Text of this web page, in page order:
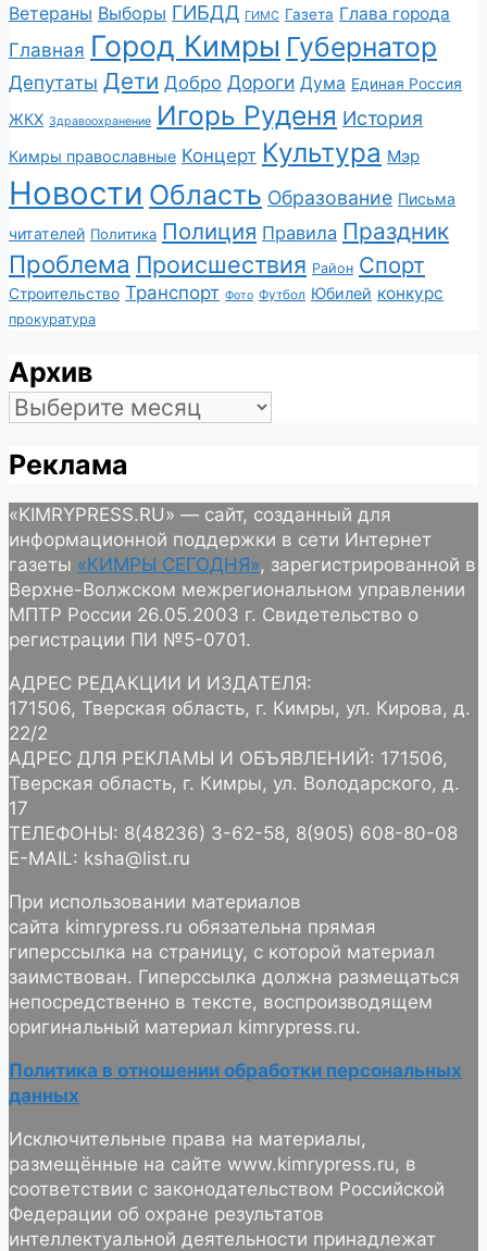
Ветераны Выборы ГИБДД ГИМС Газета Глава города
Главная Город Кимры Губернатор
Депутаты Дети Добро Дороги Дума Единая Россия
ЖКХ Здравоохранение Игорь Руденя История
Кимры православные Концерт Культура Мэр
Новости Область Образование Письма
читателей Политика Полиция Правила Праздник
Проблема Происшествия Район Спорт
Строительство Транспорт Фото Футбол Юбилей конкурс
прокуратура
Архив
Архив
Реклама
«KIMRYPRESS.RU» — сайт, созданный для
информационной поддержки в сети Интернет
газеты «КИМРЫ СЕГОДНЯ», зарегистрированной в
Верхне-Волжском межрегиональном управлении
МПТР России 26.05.2003 г. Свидетельство о
регистрации ПИ №5-0701.
АДРЕС РЕДАКЦИИ И ИЗДАТЕЛЯ:
171506, Тверская область, г. Кимры, ул. Кирова, д.
22/2
АДРЕС ДЛЯ РЕКЛАМЫ И ОБЪЯВЛЕНИЙ: 171506,
Тверская область, г. Кимры, ул. Володарского, д.
17
ТЕЛЕФОНЫ: 8(48236) 3-62-58, 8(905) 608-80-08
E-MAIL: ksha@list.ru
При использовании материалов
сайта kimrypress.ru обязательна прямая
гиперссылка на страницу, с которой материал
заимствован. Гиперссылка должна размещаться
непосредственно в тексте, воспроизводящем
оригинальный материал kimrypress.ru.
Политика в отношении обработки персональных
данных
Исключительные права на материалы,
размещённые на сайте www.kimrypress.ru, в
соответствии с законодательством Российской
Федерации об охране результатов
интеллектуальной деятельности принадлежат